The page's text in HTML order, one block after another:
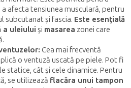
afecta tensiunea musculară, pentru
subcutanat și fascia. Este esențială
a uleiului și masarea zonei care
Cea mai frecventă
o ventuză uscată pe piele. Pot fi
statice, cât și cele dinamice. Pentru
se utilizează flacăra unui tampon